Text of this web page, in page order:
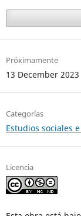
Próximamente
13 December 2023
Categorías
Estudios sociales
Licencia